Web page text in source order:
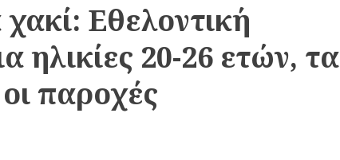
Εθελοντική
ηλικίες 20-26 ετών, τα
παροχές